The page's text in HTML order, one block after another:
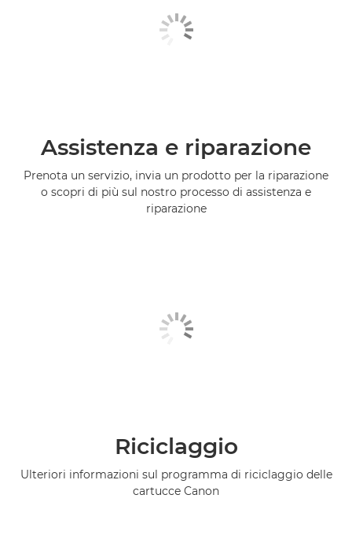
Assistenza e riparazione
Prenota un servizio, invia un prodotto per la riparazione
o scopri di più sul nostro processo di assistenza e
riparazione
Riciclaggio
Ulteriori informazioni sul programma di riciclaggio delle
cartucce Canon